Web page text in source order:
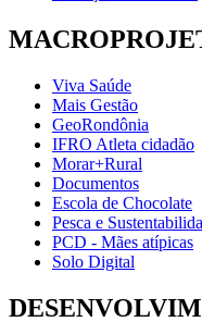
Viva Saúde
Mais Gestão
GeoRondônia
IFRO Atleta cidadão
Morar+Rural
Documentos
Escola de Chocolate
Pesca e
PCD - Mães atípicas
Solo Digital